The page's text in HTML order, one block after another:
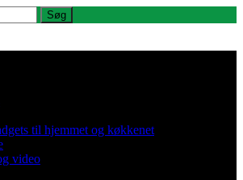
til hjemmet og køkkenet
video